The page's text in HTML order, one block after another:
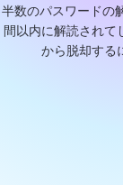
半数のパスワードの
間以内に解読されて
から脱却する